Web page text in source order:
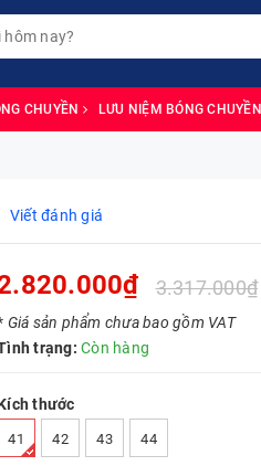
CHUYỀN LƯU NIỆM BÓNG CHUYỀN
Viết đánh giá
3.317.000₫
Giá sản phẩm chưa bao gồm VAT
trạng: Còn hàng
thước
41 42 43 44